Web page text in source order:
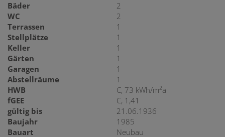
Bäder
2
WC
2
Terrassen
1
Stellplätze
1
Keller
1
Gärten
1
Garagen
1
Abstellräume
1
HWB
C, 73 kWh/m2a
fGEE
C, 1,41
gültig bis
21.06.1936
Baujahr
1985
Bauart
Neubau